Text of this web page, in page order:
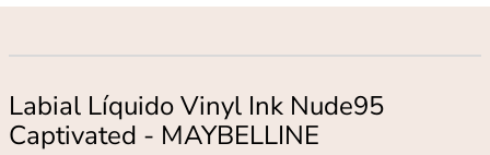
Labial Lí­quido Vinyl Ink Nude95
Captivated - MAYBELLINE